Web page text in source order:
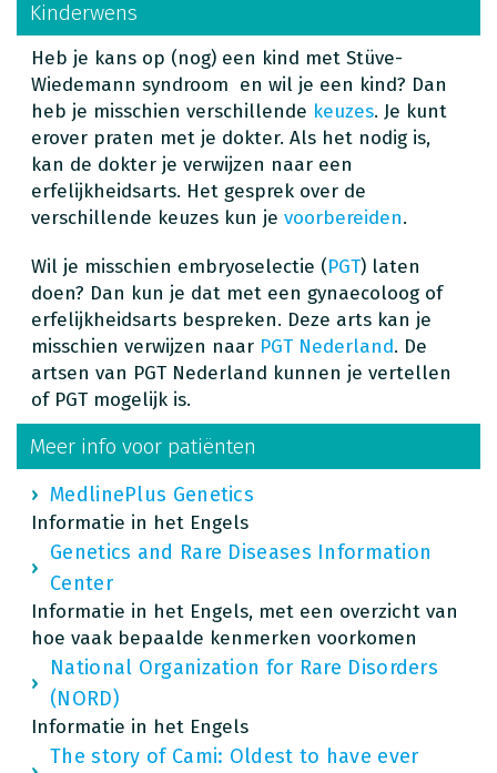
Kinderwens
Heb je kans op (nog) een kind met Stüve-
Wiedemann syndroom en wil je een kind? Dan
heb je misschien verschillende keuzes. Je kunt
erover praten met je dokter. Als het nodig is,
kan de dokter je verwijzen naar een
erfelijkheidsarts. Het gesprek over de
verschillende keuzes kun je voorbereiden.
Wil je misschien embryoselectie (PGT) laten
doen? Dan kun je dat met een gynaecoloog of
erfelijkheidsarts bespreken. Deze arts kan je
misschien verwijzen naar PGT Nederland. De
artsen van PGT Nederland kunnen je vertellen
of PGT mogelijk is.
Meer info voor patiënten
MedlinePlus Genetics
Informatie in het Engels
Genetics and Rare Diseases Information
Center
Informatie in het Engels, met een overzicht van
hoe vaak bepaalde kenmerken voorkomen
National Organization for Rare Disorders
(NORD)
Informatie in het Engels
The story of Cami: Oldest to have ever